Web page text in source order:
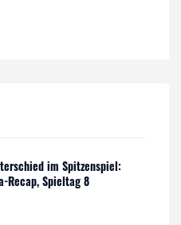
im Spitzenspiel:
Recap, Spieltag 8